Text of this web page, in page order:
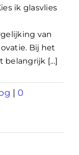
ik glasvlies
van
Bij het
belangrijk [...]
| 0